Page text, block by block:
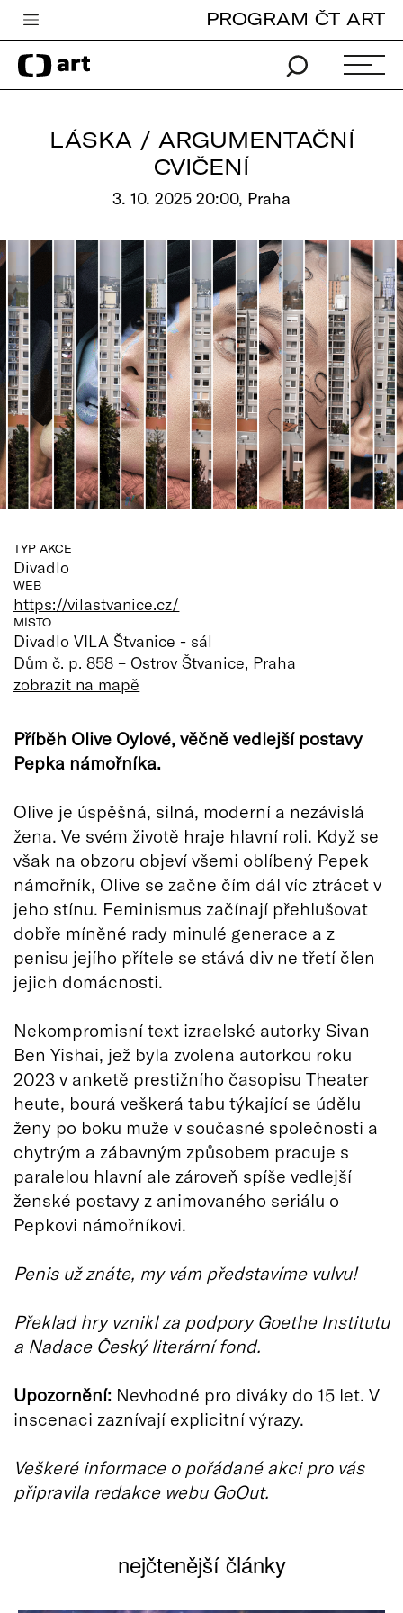
Česká televize
Zpravodajství
Vše o ČT
PROGRAM ČT ART
LÁSKA / ARGUMENTAČNÍ
CVIČENÍ
3. 10. 2025 20:00, Praha
TYP AKCE
Divadlo
WEB
https://vilastvanice.cz/
MÍSTO
Divadlo VILA Štvanice - sál
Dům č. p. 858 – Ostrov Štvanice, Praha
zobrazit na mapě
Příběh Olive Oylové, věčně vedlejší postavy
Pepka námořníka.
Olive je úspěšná, silná, moderní a nezávislá
žena. Ve svém životě hraje hlavní roli. Když se
však na obzoru objeví všemi oblíbený Pepek
námořník, Olive se začne čím dál víc ztrácet v
jeho stínu. Feminismus začínají přehlušovat
dobře míněné rady minulé generace a z
penisu jejího přítele se stává div ne třetí člen
jejich domácnosti.
Nekompromisní text izraelské autorky Sivan
Ben Yishai, jež byla zvolena autorkou roku
2023 v anketě prestižního časopisu Theater
heute, bourá veškerá tabu týkající se údělu
ženy po boku muže v současné společnosti a
chytrým a zábavným způsobem pracuje s
paralelou hlavní ale zároveň spíše vedlejší
ženské postavy z animovaného seriálu o
Pepkovi námořníkovi.
Penis už znáte, my vám představíme vulvu!
Překlad hry vznikl za podpory Goethe Institutu
a Nadace Český literární fond.
Upozornění: Nevhodné pro diváky do 15 let. V
inscenaci zaznívají explicitní výrazy.
Veškeré informace o pořádané akci pro vás
připravila redakce webu GoOut.
nejčtenější články